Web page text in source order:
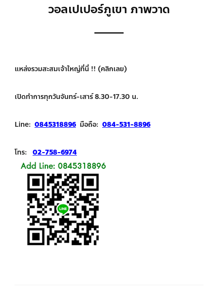
วอลเปเปอร์ภูเขา ภาพวาด
แหล่งรวมสะสมเจ้าใหญ่ที่นี่ !! (คลิกเลย)
เปิดทำการทุกวันจันทร์-เสาร์ 8.30-17.30 น.
Line: 0845318896 มือถือ: 084-531-8896
โทร: 02-758-6974